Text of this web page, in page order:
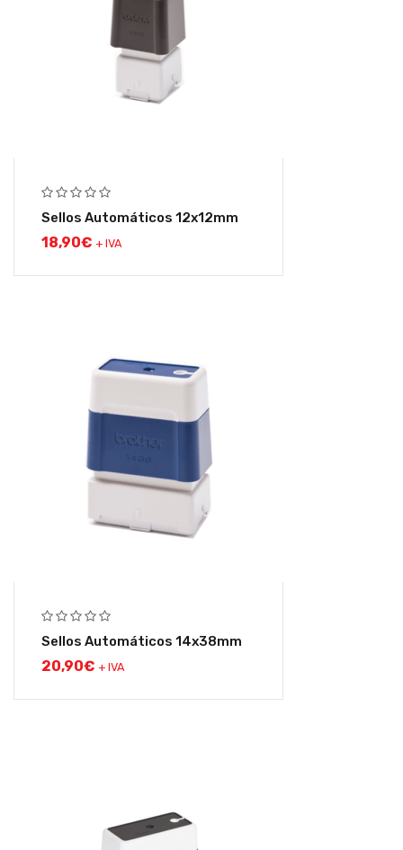
Sellos Automáticos 12x12mm
18,90€ + IVA
Sellos Automáticos 14x38mm
20,90€ + IVA